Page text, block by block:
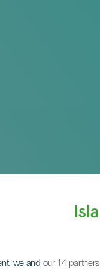
we and our 14 partners